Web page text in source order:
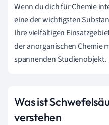
Wenn du dich für Chemie
eine der wichtigsten
Ihre vielfältigen
der anorganischen Chemie
spannenden Studienobjekt.
Was ist
verstehen